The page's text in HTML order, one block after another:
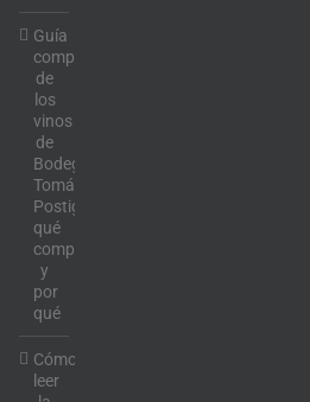
Guía
completa
de
los
vinos
de
Bodega
Tomás
Postigo:
qué
comprar
y
por
qué
Cómo
leer